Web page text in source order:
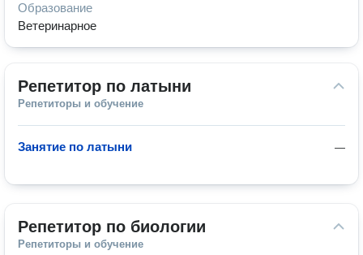
Образование
Ветеринарное
Репетитор по латыни
Репетиторы и обучение
—
Занятие по латыни
Репетитор по биологии
Репетиторы и обучение